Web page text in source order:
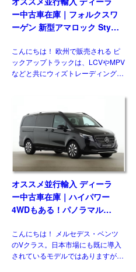
ー中古車在庫｜フォルクスワ
ーゲン 新型アマロック Style
ドル
こんにちは！ 欧州で販売される ピ
ックアップトラックは、LCVやMPV
などと共にウィズトレーディング
イラックスに続 […]
オススメ並行輸入 ディーラ
ー中古車在庫｜ハイパワー
4WDもある！パノラマルー
ス V300d アバンギャルド ロ
ング 4Matic 9G-Tronic 左ハ
ンドル
こんにちは！ メルセデス・ベンツ
のVクラス。日本市場にも既に導入
されているモデルではありますが、